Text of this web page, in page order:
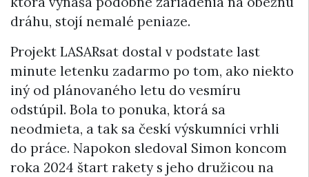
dráhu, stojí nemalé peniaze.
Projekt LASARsat dostal v podstate last
minute letenku zadarmo po tom, ako niekto
iný od plánovaného letu do vesmíru
odstúpil. Bola to ponuka, ktorá sa
neodmieta, a tak sa českí výskumníci vrhli
do práce. Napokon sledoval Simon koncom
roka 2024 štart rakety s jeho družicou na